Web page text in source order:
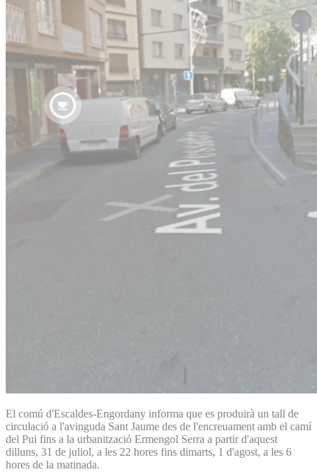
El comú d'Escaldes-Engordany informa que es produirà un tall de
circulació a l'avinguda Sant Jaume des de l'encreuament amb el camí
del Pui fins a la urbanització Ermengol Serra a partir d'aquest
dilluns, 31 de juliol, a les 22 hores fins dimarts, 1 d'agost, a les 6
hores de la matinada.